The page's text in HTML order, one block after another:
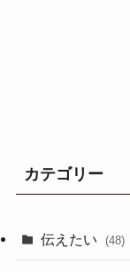
カテゴリー
伝えたい (48)